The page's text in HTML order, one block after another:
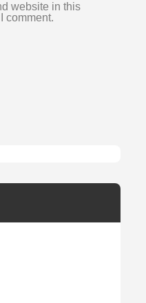
website in this
comment.